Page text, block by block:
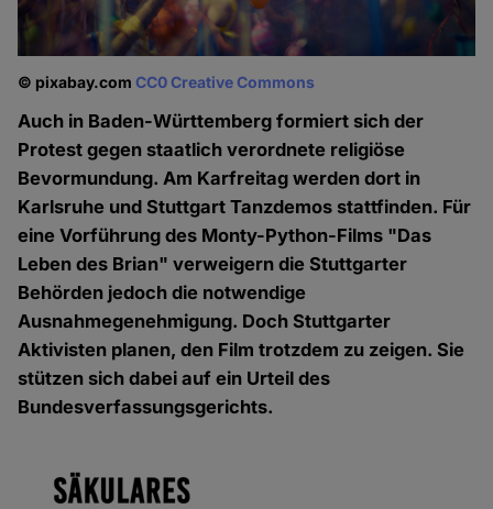
© pixabay.comCC0 Creative Commons
Auch in Baden-Württemberg formiert sich der
Protest gegen staatlich verordnete religiöse
Bevormundung. Am Karfreitag werden dort in
Karlsruhe und Stuttgart Tanzdemos stattfinden. Für
eine Vorführung des Monty-Python-Films "Das
Leben des Brian" verweigern die Stuttgarter
Behörden jedoch die notwendige
Ausnahmegenehmigung. Doch Stuttgarter
Aktivisten planen, den Film trotzdem zu zeigen. Sie
stützen sich dabei auf ein Urteil des
Bundesverfassungsgerichts.